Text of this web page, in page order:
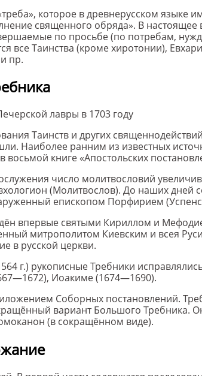
которое в древнерусском языке
священного обряда». В настоящее
по просьбе (по потребам,
все Таинства (кроме хиротонии),
пр.
лавры в 1703 году
Таинств и других
Наиболее ранним из известных
книге «Апостольских
число молитвословий
(Молитвослов). До наших
епископом Порфирием
впервые святыми Кириллом и
митрополитом Киевским и всея
в русской церкви.
г.) рукописные Требники
Иоакиме (1674—1690).
Соборных постановлений.
вариант Большого Требника.
(в сокращённом виде).